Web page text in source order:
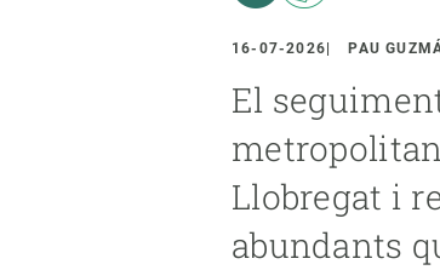
16-07-2026 PAU
El
Llobregat i
abundants
Programa de màsters i doctorat
Vine de visitant o sabàtic
Desenvolupament de carrera
Seminaris i activitats internes